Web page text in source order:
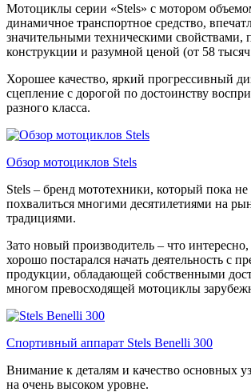
Мотоциклы серии «Stels» с мотором
динамичное транспортное средство,
значительными техническими свойствами,
конструкции и разумной ценой (от 58
Хорошее качество, яркий прогрессивный
сцепление с дорогой по достоинству
разного класса.
Обзор мотоциклов Stels
Stels – бренд мототехники, который пока
похвалиться многими десятилетиями на
традициями.
Зато новый производитель – что
хорошо постарался начать деятельность с
продукции, обладающей собственными
многом превосходящей мотоциклы
Спортивный аппарат Stels Benelli 300
Внимание к деталям и качество основных
на очень высоком уровне.